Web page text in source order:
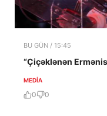
BU GÜN / 15:45
“Çiçəklənən
MEDİA
0 0